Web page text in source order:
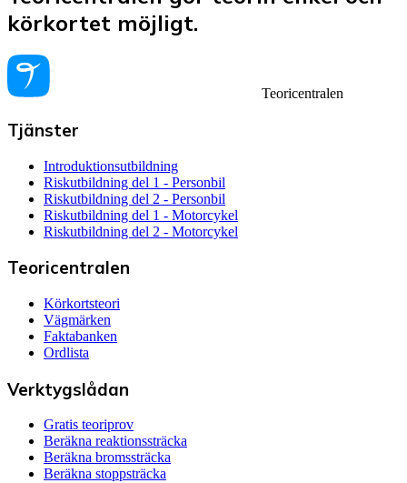
körkortet möjligt.
Teoricentralen
Tjänster
Introduktionsutbildning
Riskutbildning del 1 - Personbil
Riskutbildning del 2 - Personbil
Riskutbildning del 1 - Motorcykel
Riskutbildning del 2 - Motorcykel
Teoricentralen
Körkortsteori
Vägmärken
Faktabanken
Ordlista
Verktygslådan
Gratis teoriprov
Beräkna reaktionssträcka
Beräkna bromssträcka
Beräkna stoppsträcka